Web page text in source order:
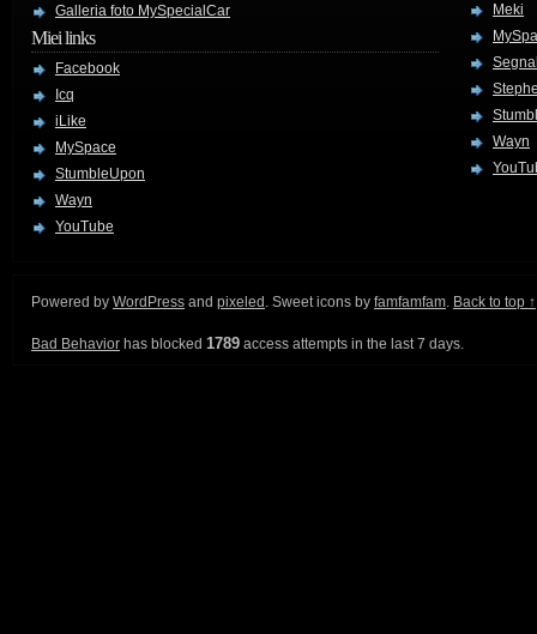
Galleria foto MySpecialCar
Miei links
Facebook
Icq
iLike
MySpace
StumbleUpon
Wayn
YouTube
Meki
Wayn
Powered by WordPress and pixeled . Sweet icons by famfamfam. Back to top ↑
Bad Behavior has blocked 1789 access attempts in the last 7 days.